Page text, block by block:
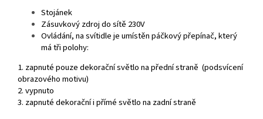
Stojánek
Zásuvkový zdroj do sítě 230V
Ovládání, na svítidle je umístěn páčkový přepínač, který
má tři polohy:
1. zapnuté pouze dekorační světlo na přední straně (podsvícení
obrazového motivu)
2. vypnuto
3. zapnuté dekorační i přímé světlo na zadní straně